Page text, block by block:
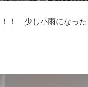
！ 少し小雨になっ